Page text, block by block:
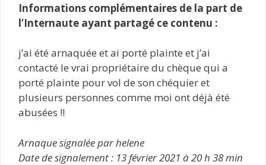
Informations complémentaires de la part de
l’Internaute ayant partagé ce contenu :
j’ai été arnaquée et ai porté plainte et j’ai
contacté le vrai propriétaire du chèque qui a
porté plainte pour vol de son chéquier et
plusieurs personnes comme moi ont déjà été
abusées !!
Arnaque signalée par helene
Date de signalement : 13 février 2021 à 20 h 38 min